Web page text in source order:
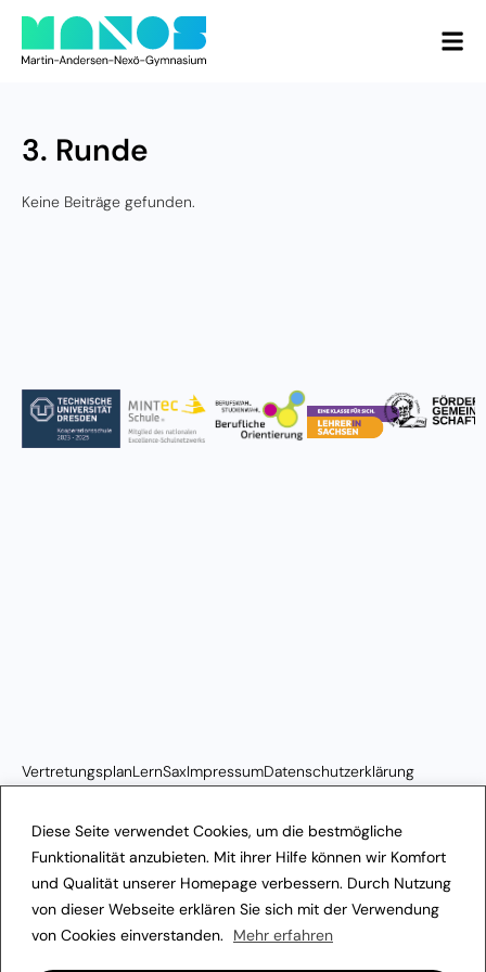
Diese Seite verwendet Cookies, um die bestmögliche
Funktionalität anzubieten. Mit ihrer Hilfe können wir Komfort
und Qualität unserer Homepage verbessern. Durch Nutzung
von dieser Webseite erklären Sie sich mit der Verwendung
von Cookies einverstanden.
Mehr erfahren
3. Runde
Keine Beiträge gefunden.
VertretungsplanLernSaxImpressumDatenschutzerklärung